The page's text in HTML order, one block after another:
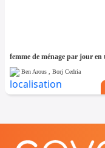
femme de ménage par jour en
Ben Arous , Borj Cedria